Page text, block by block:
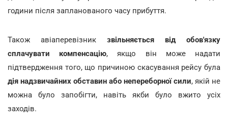
години після запланованого часу прибуття.
Також авіаперевізник звільняється від обов'язку
сплачувати компенсацію, якщо він може надати
підтвердження того, що причиною скасування рейсу була
дія надзвичайних обставин або непереборної сили, якій не
можна було запобігти, навіть якби було вжито усіх
заходів.